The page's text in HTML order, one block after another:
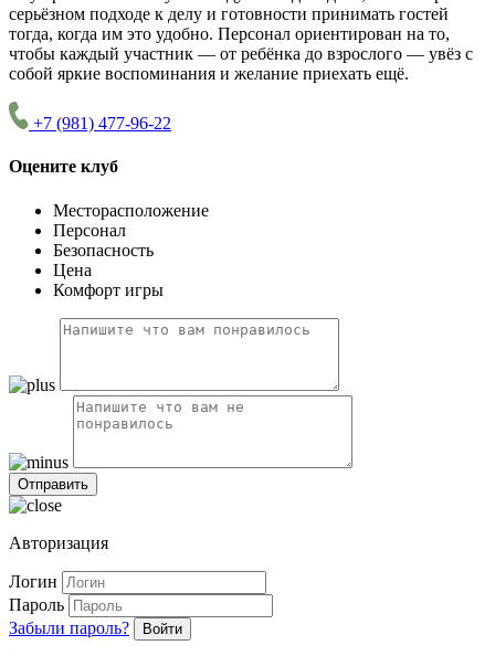
серьёзном подходе к делу и готовности принимать гостей
тогда, когда им это удобно. Персонал ориентирован на то,
чтобы каждый участник — от ребёнка до взрослого — увёз с
собой яркие воспоминания и желание приехать ещё.
+7 (981) 477-96-22
Оцените клуб
Месторасположение
Персонал
Безопасность
Цена
Комфорт игры
Авторизация
Логин
Пароль
Забыли пароль?
Войти